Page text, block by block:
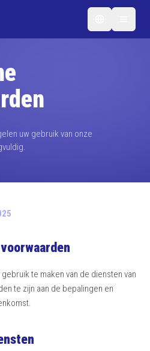
uw gebruik van onze
te maken van de diensten van
te zijn aan de bepalingen en